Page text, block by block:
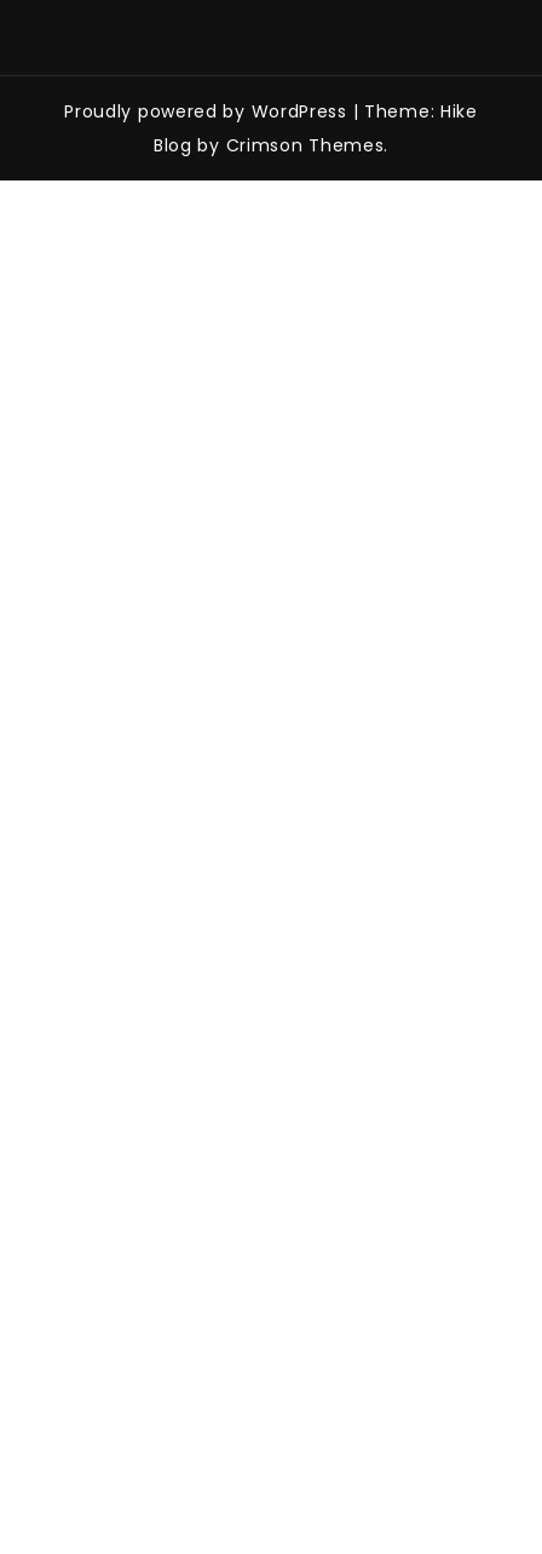
Proudly powered by WordPress | Theme: Hike
Blog by Crimson Themes.